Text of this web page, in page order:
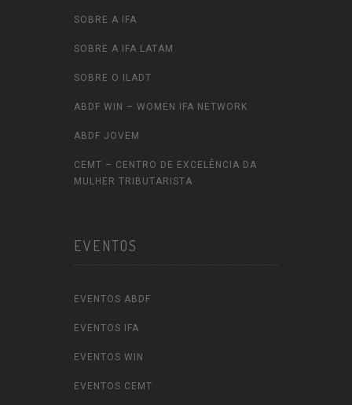
SOBRE A IFA
SOBRE A IFA LATAM
SOBRE O ILADT
ABDF WIN – WOMEN IFA NETWORK
ABDF JOVEM
CEMT – CENTRO DE EXCELÊNCIA DA
MULHER TRIBUTARISTA
EVENTOS
EVENTOS ABDF
EVENTOS IFA
EVENTOS WIN
EVENTOS CEMT